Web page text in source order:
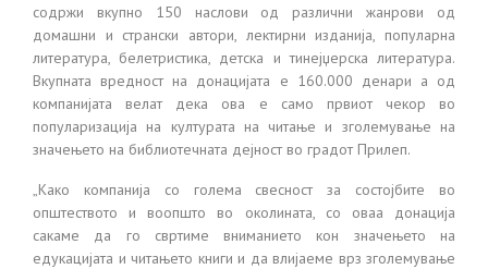
содржи вкупно 150 наслови од различни жанрови од
домашни и странски автори, лектирни изданија, популарна
литература, белетристика, детска и тинејџерска литература.
Вкупната вредност на донацијата е 160.000 денари а од
компанијата велат дека ова е само првиот чекор во
популаризација на културата на читање и зголемување на
значењето на библиотечната дејност во градот Прилеп.
„Како компанија со голема свесност за состојбите во
општеството и воопшто во околината, со оваа донација
сакаме да го свртиме вниманието кон значењето на
едукацијата и читањето книги и да влијаеме врз зголемување